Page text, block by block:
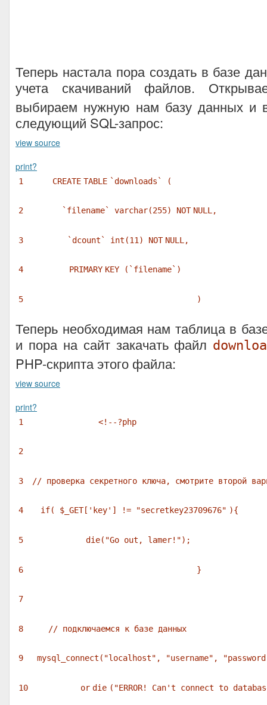
Теперь настала пора создать в базе
учета скачиваний файлов.
выбираем нужную нам базу данных и
следующий SQL-запрос:
view source
print?
1 CREATE TABLE `downloads` (
2 `filename` varchar(255) NOT NULL ,
3 `dcount` int (11) NOT NULL ,
4 PRIMARY KEY (`filename`)
5 )
Теперь необходимая нам таблица в
и пора на сайт закачать файл
PHP-скрипта этого файла:
view source
print?
1 <!--?php
2
3 // проверка секретного ключа, смотрите второй
4 if( $_GET[ 'key' ] != "secretkey23709676" ){
5 die( "Go out, lamer!");
6 }
7
8 // подключаемся к базе данных
9 mysql_connect( "localhost" , "username" ,
10 or die ( "ERROR! Can't connect to